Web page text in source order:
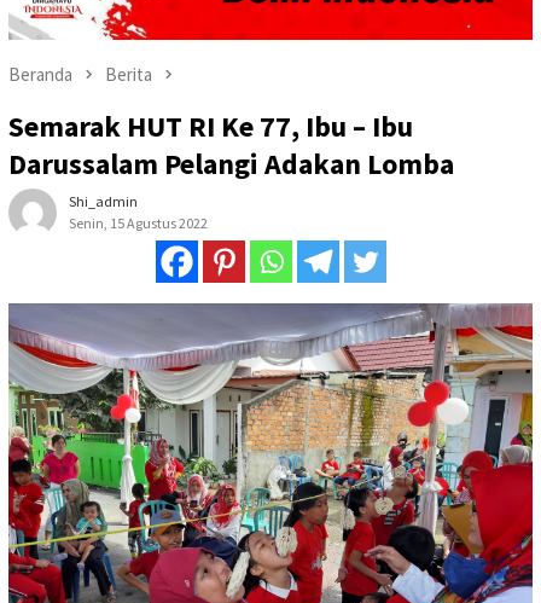
Beranda Berita
Semarak HUT RI Ke 77, Ibu – Ibu
Darussalam Pelangi Adakan Lomba
Shi_admin
Senin, 15 Agustus 2022